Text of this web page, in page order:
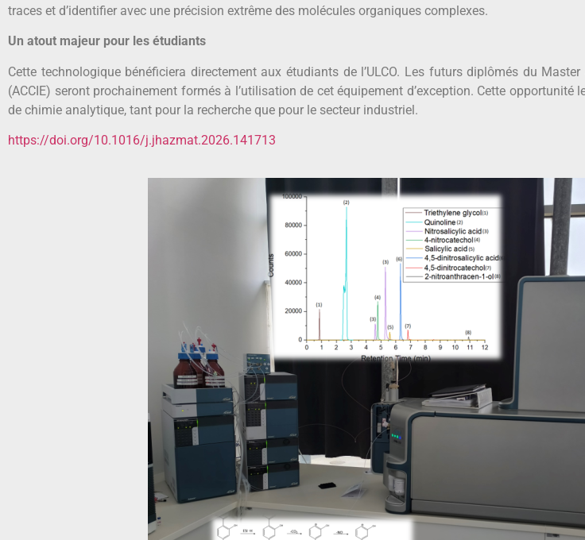
traces et d’identifier avec une précision extrême des molécules organiques complexes.
Un atout majeur pour les étudiants
Cette technologique bénéficiera directement aux étudiants de l’ULCO. Les futurs diplômés du
(ACCIE) seront prochainement formés à l’utilisation de cet équipement d’exception. Cette opportunité
de chimie analytique, tant pour la recherche que pour le secteur industriel.
https://doi.org/10.1016/j.jhazmat.2026.141713